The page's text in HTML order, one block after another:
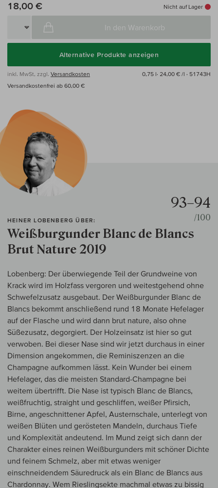
18,00 € Nicht auf Lager
In den Warenkorb
Alternative Produkte anzeigen
inkl. MwSt, zzgl. Versandkosten 0,75 l· 24,00 € /l · 51743H
Versandkostenfrei ab 60,00 €
HEINER LOBENBERG ÜBER:
Weißburgunder Blanc de Blancs
Brut Nature 2019
93–94
/100
Lobenberg: Der überwiegende Teil der Grundweine von
Krack wird im Holzfass vergoren und weitestgehend ohne
Schwefelzusatz ausgebaut. Der Weißburgunder Blanc de
Blancs bekommt anschließend rund 18 Monate Hefelager
auf der Flasche und wird dann brut nature, also ohne
Süßezusatz, degorgiert. Der Holzeinsatz ist hier so gut
verwoben. Bei dieser Nase sind wir jetzt durchaus in einer
Dimension angekommen, die Reminiszenzen an die
Champagne aufkommen lässt. Kein Wunder bei einem
Hefelager, das die meisten Standard-Champagne bei
weitem übertrifft. Die Nase ist typisch Blanc de Blancs,
weißfruchtig, straight und geschliffen, weißer Pfirsich,
Birne, angeschnittener Apfel, Austernschale, unterlegt von
weißen Blüten und gerösteten Mandeln, durchaus Tiefe
und Komplexität andeutend. Im Mund zeigt sich dann der
Charakter eines reinen Weißburgunders mit schöner Dichte
und feinem Schmelz, aber mit etwas weniger
einschneidendem Säuredruck als ein Blanc de Blancs aus
Chardonnay. Wem Rieslingsekte machmal etwas zu bissig